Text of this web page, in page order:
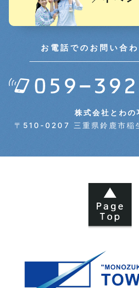
2024年09月 (5)
2024年08月 (5)
2024年05月 (7)
2024年04月 (6)
2023年12月 (2)
お電話でのお問い合
株式会社とわの
〒510-0207 三重県鈴鹿市稲